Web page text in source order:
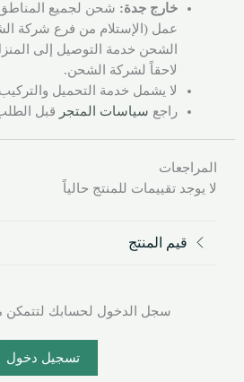
خارج جدة:
عمل (الإستلام من فرع شركة
الشحن خدمة التوصيل إلى
لاحقاً لشركة الشحن.
لا يشمل خدمة التحميل
راجع سياسات المتجر قبل
المراجعات
لا يوجد تقييمات للمنتج حالياً
قيم المنتج
سجل الدخول لحسابك لتتمكن
تسجيل دخول